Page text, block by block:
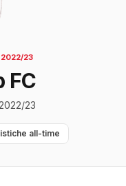
2022/23
FC
23
all-time